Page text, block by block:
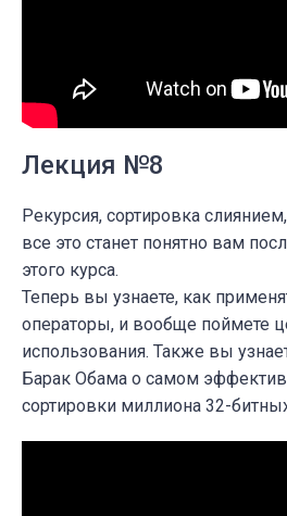
Лекция №8
Рекурсия, сортировка
все это станет понятно вам
этого курса.
Теперь вы узнаете, как
операторы, и вообще поймете
использования. Также вы
Барак Обама о самом
сортировки миллиона 32-